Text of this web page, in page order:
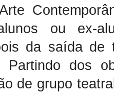
ou ex-
da saída
Partindo dos
de grupo